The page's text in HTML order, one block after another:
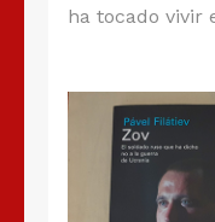
ha tocado vivir